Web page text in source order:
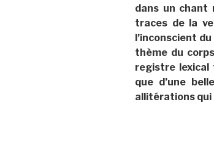
dans un chant
traces de la
l’inconscient
thème du
registre lexical
que d’une
allitérations qui